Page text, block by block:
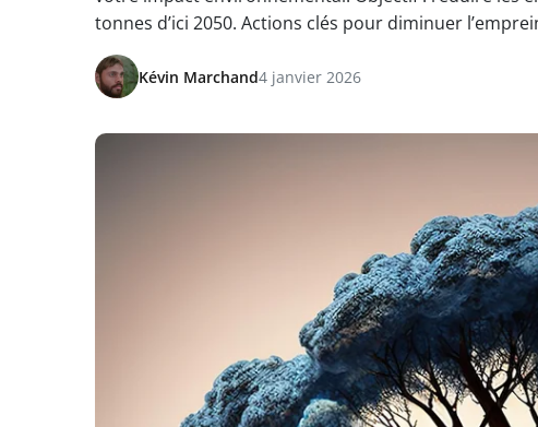
tonnes d’ici 2050. Actions clés pour diminuer
Kévin Marchand4 janvier 2026